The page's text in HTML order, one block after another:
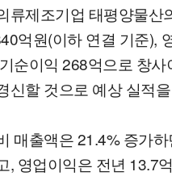
류제조기업 태평양물산
억원(이하 연결 기준),
순이익 268억으로 창사
신할 것으로 예상 실적
매출액은 21.4% 증가
, 영업이익은 전년 13.7